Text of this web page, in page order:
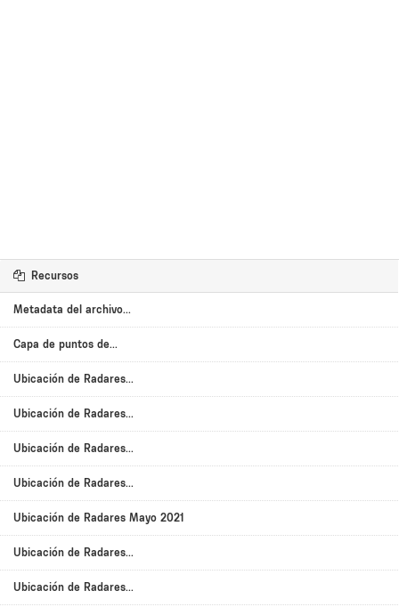
Recursos
Metadata del archivo...
Capa de puntos de...
Ubicación de Radares...
Ubicación de Radares...
Ubicación de Radares...
Ubicación de Radares...
Ubicación de Radares Mayo 2021
Ubicación de Radares...
Ubicación de Radares...